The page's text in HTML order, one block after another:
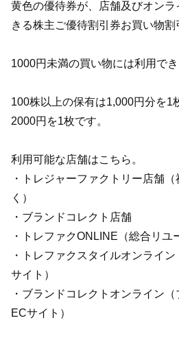
黄色の優待券が、店舗及びオン
きる株主ご優待割引券お買い物割
1000円未満の買い物には利用でき
100株以上の保有は1,000円分を1
2000円を1枚です。
利用可能な店舗はこちら。
・トレジャーファクトリー店舗
く）
・ブランドコレクト店舗
・トレファクONLINE（総合リユ
・トレファクスタイルオンライ
サイト）
・ブランドコレクトオンライン
ECサイト）